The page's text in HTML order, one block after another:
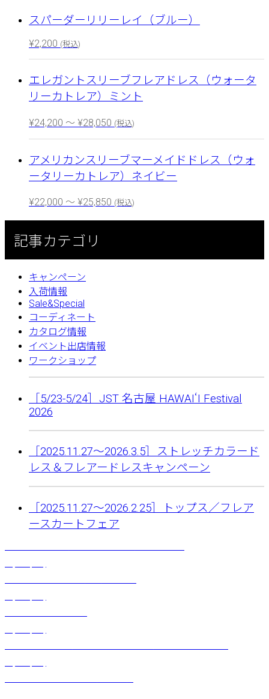
スパーダーリリーレイ（ブルー）
¥2,200 (税込)
エレガントスリーブフレアドレス（ウォータ
リーカトレア）ミント
¥24,200 ～ ¥28,050 (税込)
アメリカンスリーブマーメイドドレス（ウォ
ータリーカトレア）ネイビー
¥22,000 ～ ¥25,850 (税込)
記事カテゴリ
キャンペーン
入荷情報
Sale&Special
コーディネート
カタログ情報
イベント出店情報
ワークショップ
［5/23-5/24］JST 名古屋 HAWAIʻI Festival
2026
［2025.11.27〜2026.3.5］ストレッチカラード
レス＆フレアードレスキャンペーン
［2025.11.27〜2026.2.25］トップス／フレア
ースカートフェア